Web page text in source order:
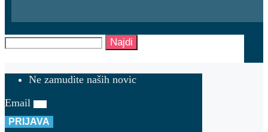
Najdi
Ne zamudite naših novic
Email
PRIJAVA